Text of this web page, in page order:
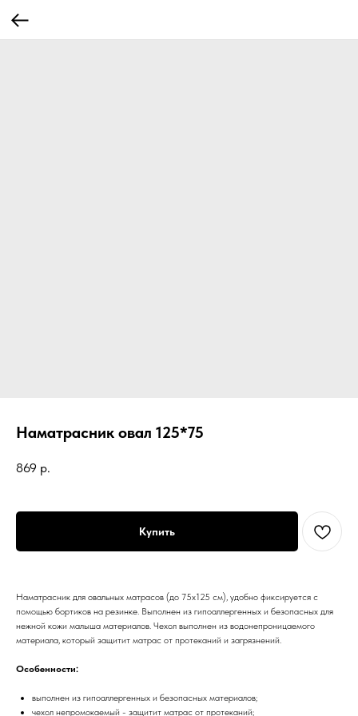
Наматрасник овал 125*75
869 р.
Купить
Наматрасник для овальных матрасов (до 75х125 см), удобно фиксируется с
помощью бортиков на резинке. Выполнен из гипоаллергенных и безопасных для
нежной кожи малыша материалов. Чехол выполнен из водонепроницаемого
материала, который защитит матрас от протеканий и загрязнений.
Особенности:
выполнен из гипоаллергенных и безопасных материалов;
чехол непромокаемый - защитит матрас от протеканий;